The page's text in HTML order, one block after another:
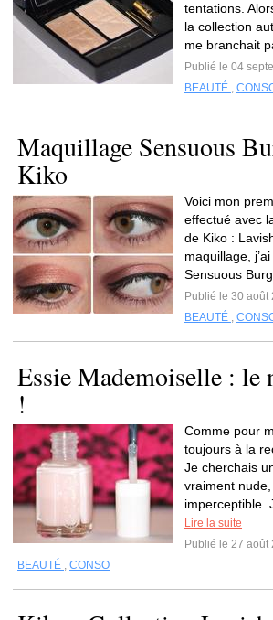
tentations.
la collection
me branchait
Publié le 04
BEAUTÉ ,
Maquillage Sensuous
Kiko
Voici mon
effectué avec
de Kiko :
maquillage,
Sensuous
Publié le 30 août
BEAUTÉ ,
Essie Mademoiselle : le
!
Comme pour
toujours à la
Je cherchais
vraiment nude,
imperceptible.
Lire la suite
Publié le 27 août
BEAUTÉ , CONSO